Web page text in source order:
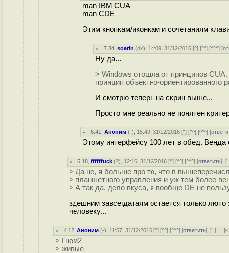
man IBM CUA
man CDE
Этим кнопкам/иконкам и сочетаниям
7.34 ,soarin (ok), 14:09, 31/12/2016 [^] [^^] [^^^] [
Ну да...
> Windows отошла от принципов
принцип объектно-ориентированного
И смотрю теперь на скрин выше...
Просто мне реально не понятен
6.41 ,Аноним (-), 15:49, 31/12/2016 [^] [^^] [^^^] [
Этому интерфейсу 100 лет в обед. Венда
5.18 ,ffffffuck (?), 12:16, 31/12/2016 [^] [^^] [^^^] [ответить][
> Да не, я больше про то, что в
> планшетного управления и уж тем более
> А так да, дело вкуса, я вообще DE не
здешним завсегдатаям остается только
человеку...
4.12 ,Аноним (-), 11:57, 31/12/2016 [^] [^^] [^^^] [ответить][↑] [к
> Гном2
> живые